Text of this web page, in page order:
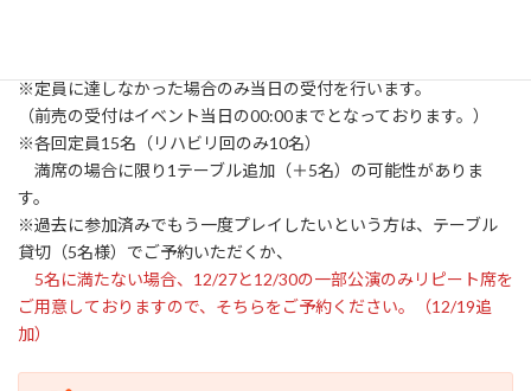
※定員に達しなかった場合のみ当日の受付を行います。
（前売の受付はイベント当日の00:00までとなっております。）
※各回定員15名（リハビリ回のみ10名）
満席の場合に限り1テーブル追加（＋5名）の可能性がありま
す。
※過去に参加済みでもう一度プレイしたいという方は、テーブル
貸切（5名様）でご予約いただくか、
5名に満たない場合、12/27と12/30の一部公演のみリピート席を
ご用意しておりますので、そちらをご予約ください。（12/19追
加）